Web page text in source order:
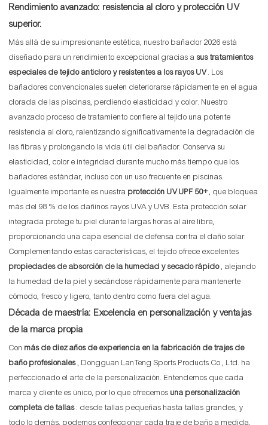
Rendimiento avanzado: resistencia al cloro y protección UV
superior.
Más allá de su impresionante estética, nuestro bañador 2026 está
diseñado para un rendimiento excepcional gracias a sus tratamientos
especiales de tejido anticloro y resistentes a los rayos UV. Los
bañadores convencionales suelen deteriorarse rápidamente en el agua
clorada de las piscinas, perdiendo elasticidad y color. Nuestro
avanzado proceso de tratamiento confiere al tejido una potente
resistencia al cloro, ralentizando significativamente la degradación de
las fibras y prolongando la vida útil del bañador. Conserva su
elasticidad, color e integridad durante mucho más tiempo que los
bañadores estándar, incluso con un uso frecuente en piscinas.
Igualmente importante es nuestra protección UV UPF 50+, que bloquea
más del 98 % de los dañinos rayos UVA y UVB. Esta protección solar
integrada protege tu piel durante largas horas al aire libre,
proporcionando una capa esencial de defensa contra el daño solar.
Complementando estas características, el tejido ofrece excelentes
propiedades de absorción de la humedad y secado rápido, alejando
la humedad de la piel y secándose rápidamente para mantenerte
cómodo, fresco y ligero, tanto dentro como fuera del agua.
Década de maestría: Excelencia en personalización y ventajas
de la marca propia
Con más de diez años de experiencia en la fabricación de trajes de
baño profesionales, Dongguan LanTeng Sports Products Co., Ltd. ha
perfeccionado el arte de la personalización. Entendemos que cada
marca y cliente es único, por lo que ofrecemos una personalización
completa de tallas: desde tallas pequeñas hasta tallas grandes, y
todo lo demás, podemos confeccionar cada traje de baño a medida,